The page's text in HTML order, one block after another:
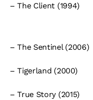
– The Client (1994)
– The Sentinel (2006)
– Tigerland (2000)
– True Story (2015)